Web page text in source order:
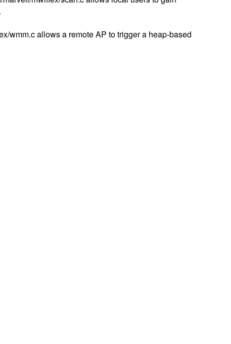
wmm.c allows a remote AP to trigger a heap-based